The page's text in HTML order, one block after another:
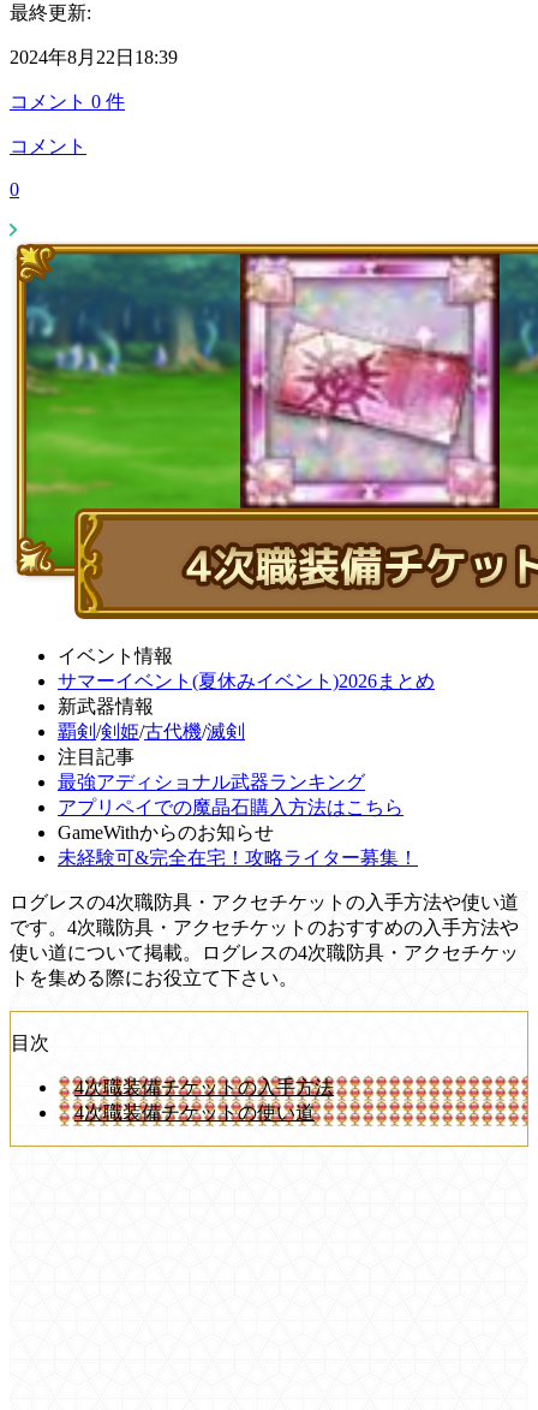
最終更新:
2024年8月22日18:39
コメント 0 件
コメント
0
イベント情報
サマーイベント(夏休みイベント)2026まとめ
新武器情報
覇剣 /剣姫/古代機/滅剣
注目記事
最強アディショナル武器ランキング
アプリペイでの魔晶石購入方法はこちら
GameWithからのお知らせ
未経験可&完全在宅！攻略ライター募集！
ログレスの4次職防具・アクセチケットの入手方法や使い道
です。4次職防具・アクセチケットのおすすめの入手方法や
使い道について掲載。ログレスの4次職防具・アクセチケッ
トを集める際にお役立て下さい。
目次
4次職装備チケットの入手方法
4次職装備チケットの使い道